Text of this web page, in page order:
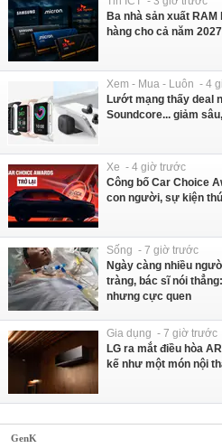
Ba nhà sản xuất
hàng cho cả năm 2027
Xem - Mua - Luôn - 4
Lướt mạng thấy deal
Soundcore... giảm
Xe - 4 giờ trước
Công bố Car Choice
con người, sự kiện
Sống - 7 giờ trước
Ngày càng nhiều
tràng, bác sĩ nói
nhưng cực quen
Gia dụng - 7 giờ trước
LG ra mắt điều hòa
kế như một món nội
GenK